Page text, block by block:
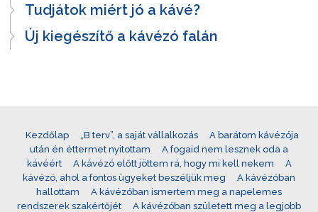
Tudjátok miért jó a kávé?
Új kiegészítő a kávézó falán
Kezdőlap „B terv”, a saját vállalkozás
A barátom kávézója
után én éttermet nyitottam
A fogaid nem lesznek oda a
kávéért
A kávézó előtt jöttem rá, hogy mi kell nekem
A
kávézó, ahol a fontos ügyeket beszéljük meg
A kávézóban
hallottam
A kávézóban ismertem meg a napelemes
rendszerek szakértőjét
A kávézóban született meg a legjobb